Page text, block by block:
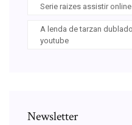
Serie raizes assistir online
A lenda de tarzan
youtube
Newsletter